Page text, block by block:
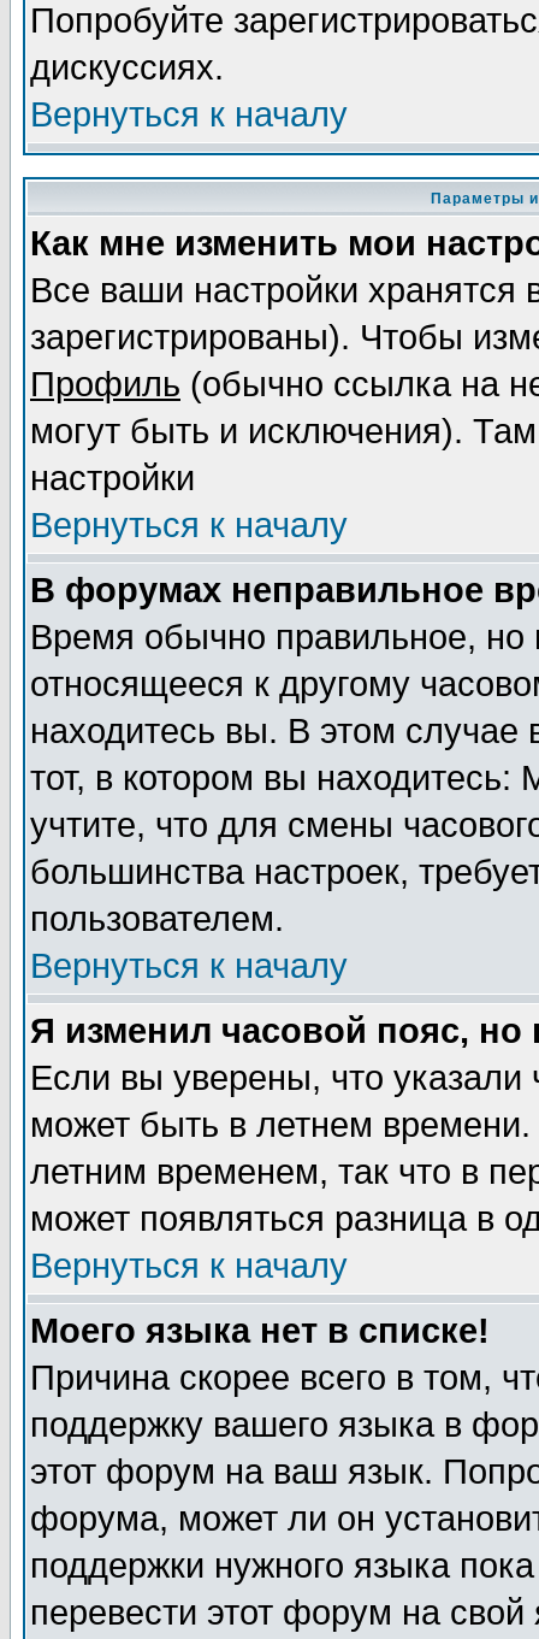
Попробуйте
дискуссиях.
Вернуться к началу
Параметры
Как мне изменить мои
Все ваши настройки
зарегистрированы). Чтобы
Профиль (обычно ссылка на
могут быть и исключения).
настройки
Вернуться к началу
В форумах неправильное
Время обычно правильное,
относящееся к другому
находитесь вы. В этом
тот, в котором вы
учтите, что для смены
большинства настроек,
пользователем.
Вернуться к началу
Я изменил часовой пояс,
Если вы уверены, что указали
может быть в летнем
летним временем, так что в
может появляться разница в
Вернуться к началу
Моего языка нет в списке!
Причина скорее всего в том,
поддержку вашего языка в
этот форум на ваш язык.
форума, может ли он
поддержки нужного языка
перевести этот форум на